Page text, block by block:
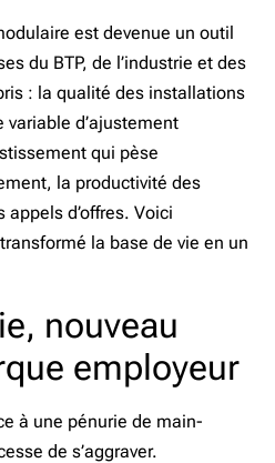
est devenue un outil
du BTP, de l’industrie et des
: la qualité des installations
variable d’ajustement
qui pèse
la productivité des
d’offres. Voici
la base de vie en un
nouveau
employeur
à une pénurie de main-
de s’aggraver.